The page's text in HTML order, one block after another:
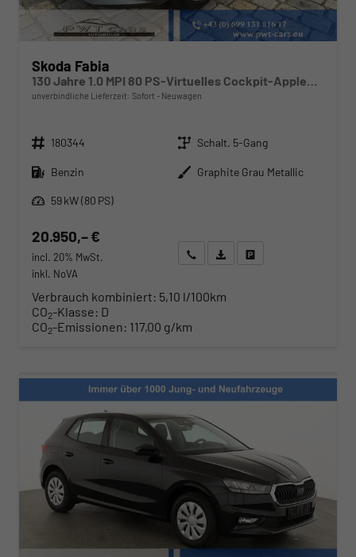
Skoda Fabia
unverbindliche Lieferzeit: Sofort Neuwagen
Fahrzeugnr. 180344 Getriebe Schalt. 5-Gang
Kraftstoff
Benzin Außenfarbe Graphite Grau Metallic
Leistung
59 kW (80 PS)
20.950,– €
incl. 20% MwSt.
inkl. NoVA
Wir rufen Sie anAngebot drucken (PDF)
Verbrauch kombiniert: 5,10 l/100km
CO2-Klasse: D
CO2-Emissionen: 117,00 g/km